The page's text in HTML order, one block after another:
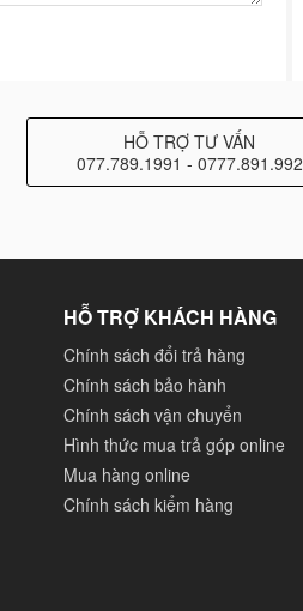
HỖ TRỢ TƯ VẤN
077.789.1991 - 0777.891.992
HỖ TRỢ KHÁCH HÀNG
Chính sách đổi trả hàng
Chính sách bảo hành
Chính sách vận chuyển
Hình thức mua trả góp online
Mua hàng online
Chính sách kiểm hàng